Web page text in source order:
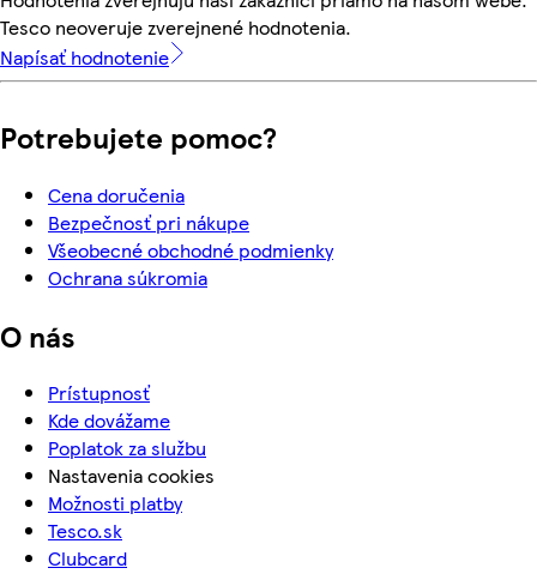
Tesco neoveruje zverejnené hodnotenia.
Napísať hodnotenie
Potrebujete pomoc?
Cena doručenia
Bezpečnosť pri nákupe
Všeobecné obchodné podmienky
Ochrana súkromia
O nás
Prístupnosť
Kde dovážame
Poplatok za službu
Nastavenia cookies
Možnosti platby
Tesco.sk
Clubcard